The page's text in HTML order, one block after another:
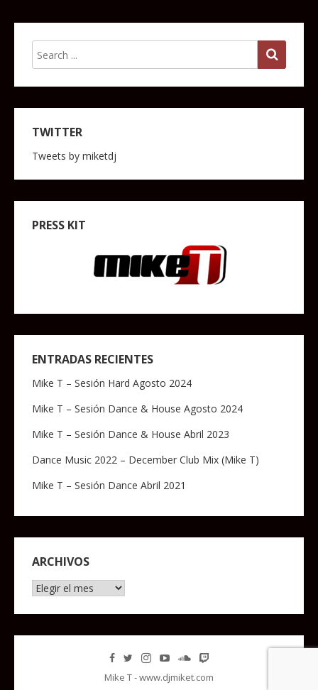
TWITTER
Tweets by miketdj
PRESS KIT
ENTRADAS RECIENTES
Mike T – Sesión Hard Agosto 2024
Mike T – Sesión Dance & House Agosto 2024
Mike T – Sesión Dance & House Abril 2023
Dance Music 2022 – December Club Mix (Mike T)
Mike T – Sesión Dance Abril 2021
ARCHIVOS
Archivos
Mike T - www.djmiket.com